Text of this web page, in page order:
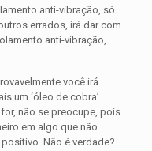
anti-vibração, só
errados, irá dar com
anti-vibração,
você irá
um ‘óleo de cobra’
não se preocupe, pois
em algo que não
Não é verdade?